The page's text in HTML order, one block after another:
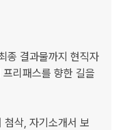
종 결과물까지 현직자
리패스를 향한 길을
삭, 자기소개서 보